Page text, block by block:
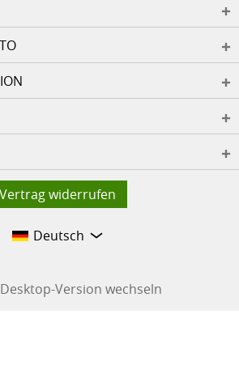
Vertrag widerrufen
Deutsch
Version wechseln